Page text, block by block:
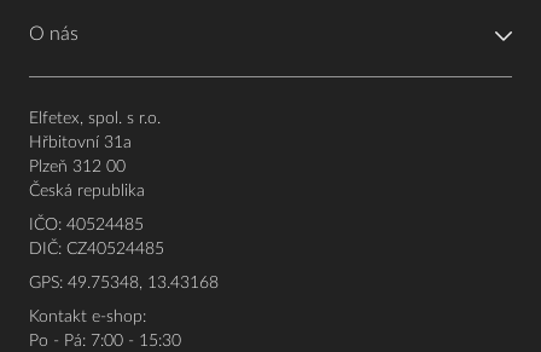
O nás
Elfetex, spol. s r.o.
Hřbitovní 31a
Plzeň 312 00
Česká republika
IČO: 40524485
DIČ: CZ40524485
GPS: 49.75348, 13.43168
Kontakt e-shop:
Po - Pá: 7:00 - 15:30